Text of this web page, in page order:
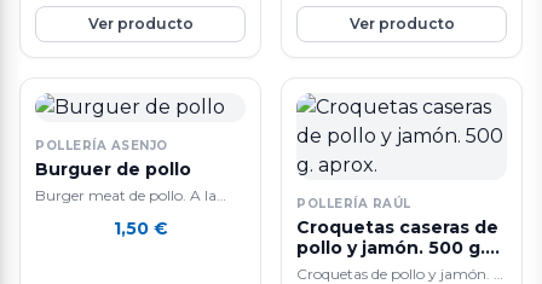
venta al peso,…
Ver producto Ver producto
POLLERÍA ASENJO
Burguer de pollo
Burger meat de pollo. A la
gr. aproximadamente. Mezcla
1,50 €
POLLERÍA RAÚL
Croquetas caseras de
pollo y jamón. 500 g.
aprox.
Croquetas de pollo y jamón. A